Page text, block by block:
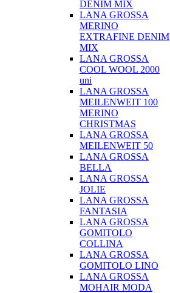
DENIM MIX
LANA GROSSA
MERINO
EXTRAFINE DENIM
MIX
LANA GROSSA
COOL WOOL 2000
uni
LANA GROSSA
MEILENWEIT 100
MERINO
CHRISTMAS
LANA GROSSA
MEILENWEIT 50
LANA GROSSA
BELLA
LANA GROSSA
JOLIE
LANA GROSSA
FANTASIA
LANA GROSSA
GOMITOLO
COLLINA
LANA GROSSA
GOMITOLO LINO
LANA GROSSA
MOHAIR MODA